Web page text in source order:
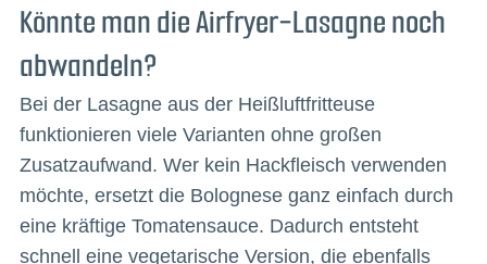
Könnte man die Airfryer-Lasagne noch
abwandeln?
Bei der Lasagne aus der Heißluftfritteuse
funktionieren viele Varianten ohne großen
Zusatzaufwand. Wer kein Hackfleisch verwenden
möchte, ersetzt die Bolognese ganz einfach durch
eine kräftige Tomatensauce. Dadurch entsteht
schnell eine vegetarische Version, die ebenfalls